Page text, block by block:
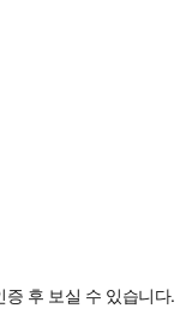
운 질서를 부여받
항하고 교호(交互)
고 악해지길 소망
」에서
후 보실 수 있습니다.